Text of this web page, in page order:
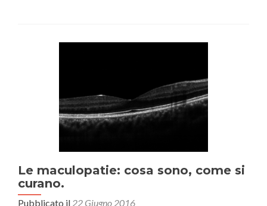
Le maculopatie: cosa sono, come si
curano.
Pubblicato il 22 Giugno 2016